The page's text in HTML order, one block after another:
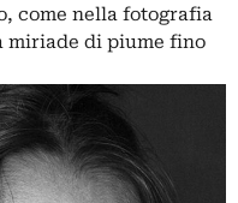
come nella fotografia
miriade di piume fino